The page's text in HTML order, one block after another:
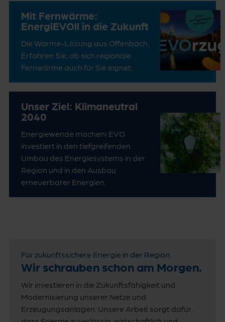
Mit Fernwärme:
EnergiEVOll in die Zukunft
Die Wärme-Lösung aus Offenbach.
Erfahren Sie, ob sich regionale
Fernwärme auch für Sie eignet.
Unser Ziel: Klimaneutral
2040
Energiewende machen! EVO
investiert in den tiefgreifenden
Umbau des Energiesystems in der
Region und in den Ausbau
erneuerbarer Energien.
Für zukunftssichere Energie in der Region.
Wir schrauben schon am Morgen.
Wir investieren in die Zukunftsfähigkeit und
Modernisierung unserer Netze und
Erzeugungsanlagen: Unsere Arbeit sorgt dafür,